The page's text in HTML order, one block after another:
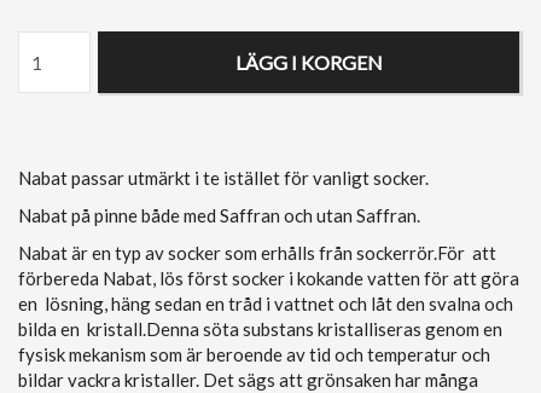
LÄGG I KORGEN
Nabat passar utmärkt i te istället för vanligt socker.
Nabat på pinne både med Saffran och utan Saffran.
Nabatär en typ av socker som erhålls från sockerrör.För att
förbereda Nabat, lös först socker i kokande vatten för att göra
en lösning, häng sedan en tråd i vattnet och låt den svalna och
bilda en kristall.Denna söta substans kristalliseras genom en
fysisk mekanism som är beroende av tid och temperatur och
bildar vackra kristaller. Det sägs att grönsaken har många